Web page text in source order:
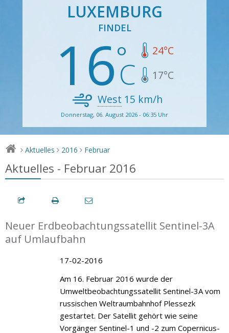
LUXEMBURG
FINDEL
16 24°C
17°C
West 15 km/h
Donnerstag, 06. August 2026 - 06:35 Uhr
> Aktuelles > 2016 > Februar
Aktuelles - Februar 2016
Neuer Erdbeobachtungssatellit Sentinel-3A
auf Umlaufbahn
17-02-2016
Am 16. Februar 2016 wurde der
Umweltbeobachtungssatellit Sentinel-3A vom
russischen Weltraumbahnhof Plessezk
gestartet. Der Satellit gehört wie seine
Vorgänger Sentinel-1 und -2 zum Copernicus-